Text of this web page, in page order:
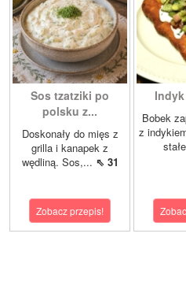
Sos tzatziki po
polsku z...
Doskonały do mięs z
grilla i kanapek z
wędliną. Sos,... ⇖ 31
Zobacz przepis!
Bobek
z